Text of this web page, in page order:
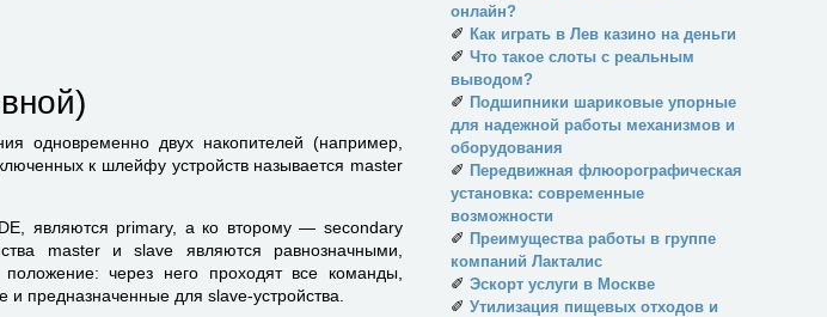
одновременно двух накопителей (например,
к шлейфу устройств называется master
являются primary, а ко второму — secondary
master и slave являются равнозначными,
через него проходят все команды,
предназначенные для slave-устройства.
онлайн?
✐ Как играть в Лев казино на деньги
✐ Что такое слоты с реальным
выводом?
✐ Подшипники шариковые упорные
для надежной работы механизмов и
оборудования
✐ Передвижная флюорографическая
установка: современные
возможности
✐ Преимущества работы в группе
компаний Лакталис
✐ Эскорт услуги в Москве
✐ Утилизация пищевых отходов и